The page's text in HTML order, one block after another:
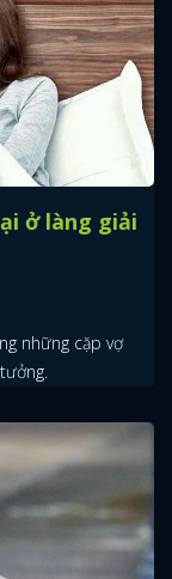
ở làng giải
những cặp vợ